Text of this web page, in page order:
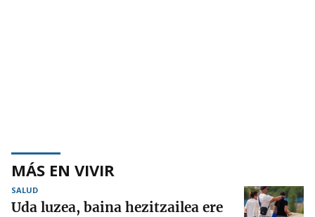
MÁS EN VIVIR
SALUD
Uda luzea, baina hezitzailea ere